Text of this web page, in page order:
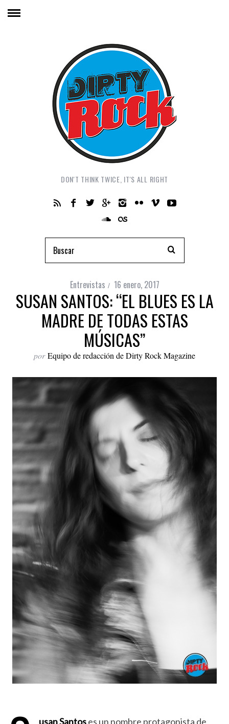
DON'T THINK TWICE, IT'S ALL RIGHT
Entrevistas 16 enero, 2017
SUSAN SANTOS: “EL BLUES ES LA
MADRE DE TODAS ESTAS
MÚSICAS”
por Equipo de redacción de Dirty Rock Magazine
usan Santoses un nombre protagonista de